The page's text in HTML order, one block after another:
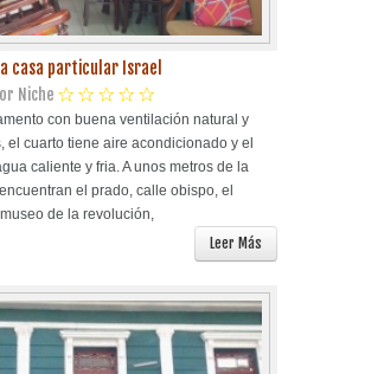
casa particular Israel
Niche
con buena ventilación natural y
el cuarto tiene aire acondicionado y el
caliente y fria. A unos metros de la
el prado, calle obispo, el
de la revolución,
Leer Más